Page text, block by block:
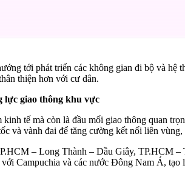
tới phát triển các không gian đi bộ và
thiện hơn với cư dân.
lực giao thông khu vực
tế mà còn là đầu mối giao thông quan
và vành đai để tăng cường kết nối liên
– Long Thành – Dầu Giây, TP.HCM
Campuchia và các nước Đông Nam Á,